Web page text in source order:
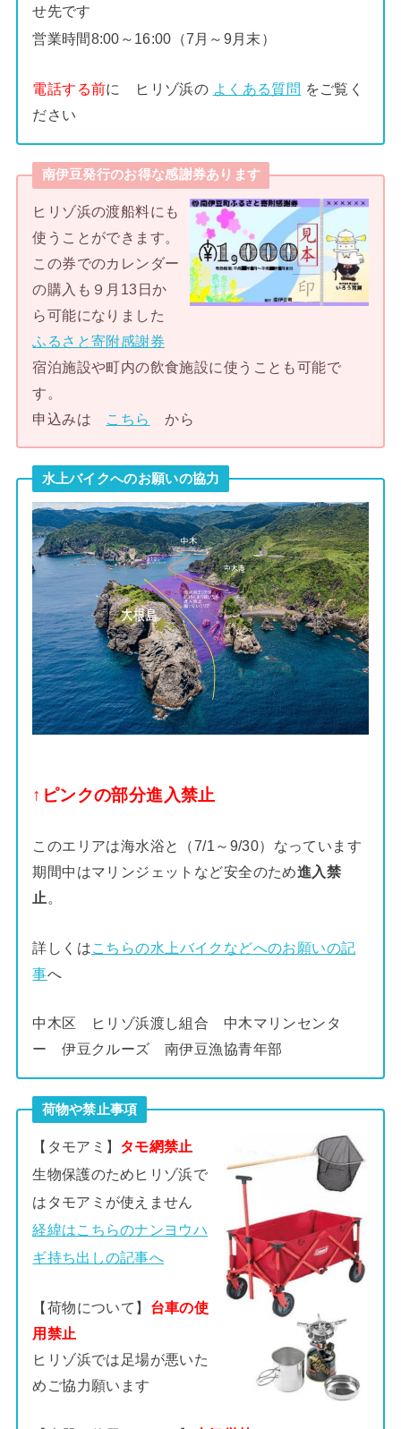
せ先です
営業時間8:00～16:00（7月～9月末）
電話する前に ヒリゾ浜の よくある質問 をご覧く
ださい
南伊豆発行のお得な感謝券あります
ヒリゾ浜の渡船料にも
使うことができます。
この券でのカレンダー
の購入も９月13日か
ら可能になりました
ふるさと寄附感謝券
宿泊施設や町内の飲食施設に使うことも可能で
す。
申込みは こちら から
水上バイクへのお願いの協力
↑ピンクの部分進入禁止
このエリアは海水浴と（7/1～9/30）なっています
期間中はマリンジェットなど安全のため進入禁
止 。
詳しくはこちらの水上バイクなどへのお願いの記
事へ
中木区 ヒリゾ浜渡し組合 中木マリンセンタ
ー 伊豆クルーズ 南伊豆漁協青年部
荷物や禁止事項
【タモアミ】 タモ網禁止
生物保護のためヒリゾ浜で
はタモアミが使えません
経緯はこちらのナンヨウハ
ギ持ち出しの記事へ
【荷物について】 台車の使
用禁止
ヒリゾ浜では足場が悪いた
めご協力願います